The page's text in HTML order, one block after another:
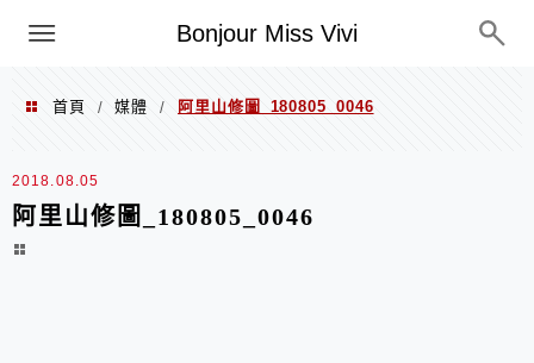
Bonjour Miss Vivi
選單
首頁 / 媒體 / 阿里山修圖_180805_0046
2018.08.05
阿里山修圖_180805_0046